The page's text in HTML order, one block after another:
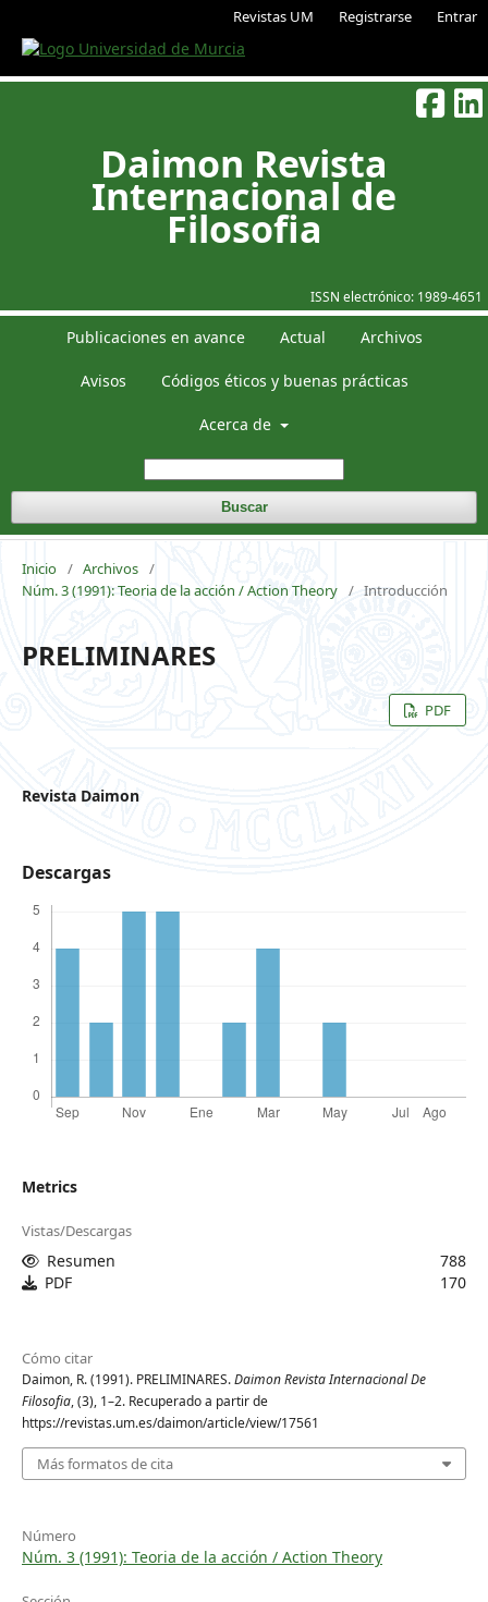
Revistas UM Registrarse Entrar
ISSN electrónico: 1989-4651
Daimon Revista
Internacional de
Filosofia
Publicaciones en avance Actual Archivos
Avisos Códigos éticos y buenas prácticas
Acerca de
Buscar
Inicio / Archivos /
Núm. 3 (1991): Teoria de la acción / Action Theory / Introducción
PRELIMINARES
PDF
Revista Daimon
Descargas
Metrics
Vistas/Descargas
Resumen
788
PDF
170
Cómo citar
Daimon, R. (1991). PRELIMINARES.Daimon Revista Internacional De
Filosofia, (3), 1–2. Recuperado a partir de
https://revistas.um.es/daimon/article/view/17561
Más formatos de cita
Número
Núm. 3 (1991): Teoria de la acción / Action Theory